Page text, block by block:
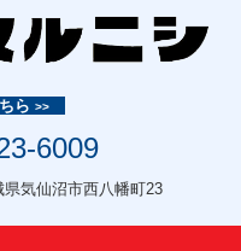
ら >>
6009
県気仙沼市西八幡町23